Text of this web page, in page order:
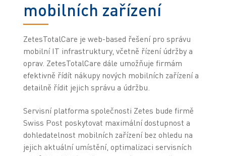
mobilních zařízení
ZetesTotalCare je web-based řešení pro správu
mobilní IT infrastruktury, včetně řízení údržby a
oprav. ZetesTotalCare dále umožňuje firmám
efektivně řídít nákupy nových mobilních zařízení a
detailně řídit jejich správu a údržbu.
Servisní platforma společnosti Zetes bude firmě
Swiss Post poskytovat maximální dostupnost a
dohledatelnost mobilních zařízení bez ohledu na
jejich aktuální umístění, optimalizaci servisních